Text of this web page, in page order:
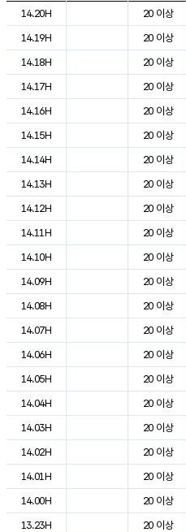
도시별 기상실황표로 지점, 날씨,
14.20H
20 이상
14.19H
20 이상
14.18H
20 이상
14.17H
20 이상
14.16H
20 이상
14.15H
20 이상
14.14H
20 이상
14.13H
20 이상
14.12H
20 이상
14.11H
20 이상
14.10H
20 이상
14.09H
20 이상
14.08H
20 이상
14.07H
20 이상
14.06H
20 이상
14.05H
20 이상
14.04H
20 이상
14.03H
20 이상
14.02H
20 이상
14.01H
20 이상
14.00H
20 이상
13.23H
20 이상